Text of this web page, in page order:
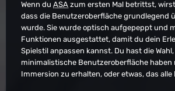
Wenn du ASA zum ersten Mal betrittst,
dass die Benutzeroberfläche grundlegend
wurde. Sie wurde optisch aufgepeppt und
Funktionen ausgestattet, damit du dein
Spielstil anpassen kannst. Du hast die
minimalistische Benutzeroberfläche haben
Immersion zu erhalten, oder etwas, das alle